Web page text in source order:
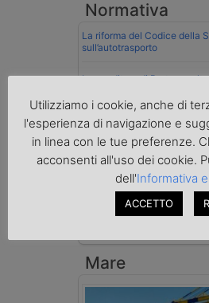
Normativa
La riforma del Codice della
sull’autotrasporto
Imprenditore di Prato
Cassazione conferma
velocità col cronotachigrafo
La Cassazione conferma la
spedizioniere-vettore
Esenzione Iva nei trasporti
su tutta la filiera
Mare
Utilizziamo i cookie, anche di
l'esperienza di navigazione e
in linea con le tue preferenze.
acconsenti all'uso dei cookie.
dell'Informativa
ACCETTO